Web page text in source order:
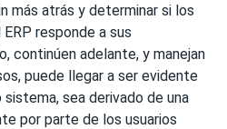
más atrás y determinar si los
responde a sus
continúen adelante, y manejan
puede llegar a ser evidente
sea derivado de una
por parte de los usuarios